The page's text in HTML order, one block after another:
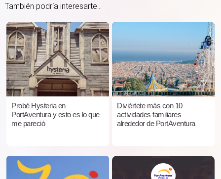
También podría interesarte...
Probé Hysteria en
PortAventura y esto es lo que
me pareció
Diviértete más con 10
actividades familiares
alrededor de PortAventura